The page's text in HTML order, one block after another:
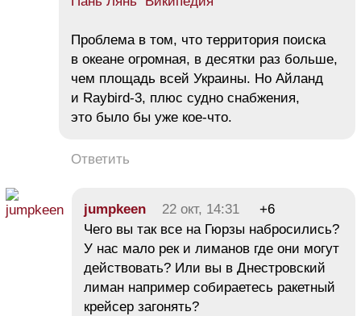
Проблема в том, что территория поиска
в океане огромная, в десятки раз больше,
чем площадь всей Украины. Но Айланд
и Raybird-3, плюс судно снабжения,
это было бы уже кое-что.
Ответить
jumpkeen 22 окт, 14:31
+6
Чего вы так все на Гюрзы набросились?
У нас мало рек и лиманов где они могут
действовать? Или вы в Днестровский
лиман например собираетесь ракетный
крейсер загонять?